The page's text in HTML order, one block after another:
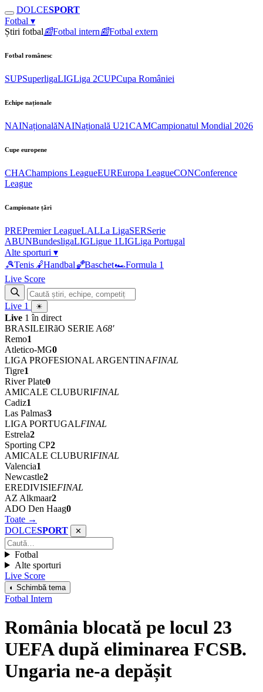
DOLCESPORT
Fotbal ▾
Știri fotbal📰Fotbal intern📰Fotbal extern
Fotbal românesc
SUPSuperligaLIGLiga 2CUPCupa României
Echipe naționale
NAINaționalăNAINațională U21CAMCampionatul Mondial 2026
Cupe europene
CHAChampions LeagueEUREuropa LeagueCONConference
League
Campionate țări
PREPremier LeagueLALLa LigaSERSerie
ABUNBundesligaLIGLigue 1LIGLiga Portugal
Alte sporturi ▾
🎾Tenis 🤾Handbal🏀Baschet🏎Formula 1
Live Score
Live 1 ☀
Live 1 în direct
BRASILEIRãO SERIE A68'
Remo1
Atletico-MG0
LIGA PROFESIONAL ARGENTINAFINAL
Tigre1
River Plate0
AMICALE CLUBURIFINAL
Cadiz1
Las Palmas3
LIGA PORTUGALFINAL
Estrela2
Sporting CP2
AMICALE CLUBURIFINAL
Valencia1
Newcastle2
EREDIVISIEFINAL
AZ Alkmaar2
ADO Den Haag0
Toate →
DOLCESPORT ✕
Fotbal
Alte sporturi
Live Score
◐ Schimbă tema
Fotbal Intern
România blocată pe locul 23
UEFA după eliminarea FCSB.
Ungaria ne-a depășit